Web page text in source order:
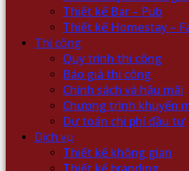
Thiết kế Bar – Pub
Thiết kế Homestay –
Thi công
Quy trình thi công
Báo giá thi công
Chính sách và hậu mãi
Chương trình khuyến
Dự toán chi phí đầu tư
Dịch vụ
Thiết kế không gian